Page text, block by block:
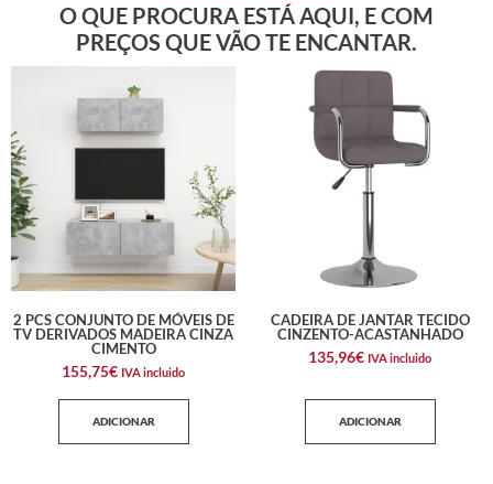
O QUE PROCURA ESTÁ AQUI, E COM
PREÇOS QUE VÃO TE ENCANTAR.
2 PCS CONJUNTO DE MÓVEIS DE
TV DERIVADOS MADEIRA CINZA
CIMENTO
155,75€ IVA incluido
ADICIONAR
CADEIRA DE JANTAR TECIDO
CINZENTO-ACASTANHADO
135,96€ IVA incluido
ADICIONAR